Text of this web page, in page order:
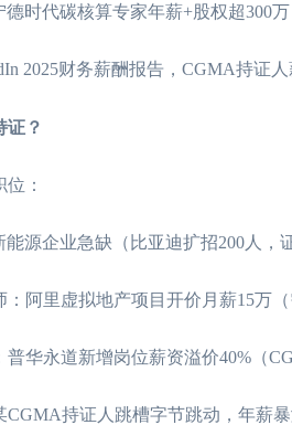
时代碳核算专家年薪+股权超300万
财务薪酬报告，CGMA持证人
？
：
企业急缺（比亚迪扩招200人，
里虚拟地产项目开价月薪15万（
永道新增岗位薪资溢价40%（
持证人跳槽字节跳动，年薪暴